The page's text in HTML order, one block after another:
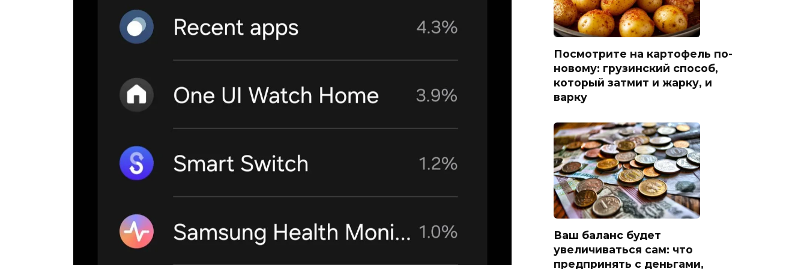
Посмотрите на картофель по-
новому: грузинский способ,
который затмит и жарку, и
варку
Ваш баланс будет
увеличиваться сам: что
предпринять с деньгами,